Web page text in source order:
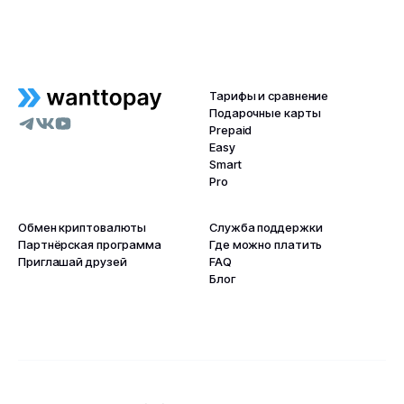
Тарифы и сравнение
Подарочные карты
Prepaid
Easy
Smart
Pro
Обмен криптовалюты
Партнёрская программа
Приглашай друзей
Служба поддержки
Где можно платить
FAQ
Блог